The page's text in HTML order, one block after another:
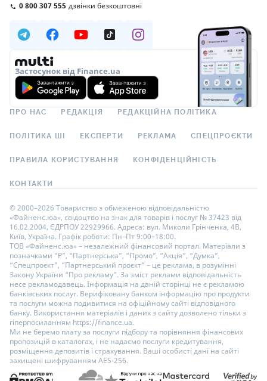
0 800 307 555 дзвінки безкоштовні
Застосунок від Finance.ua
ПРО НАС РЕДАКЦІЯ РЕДАКЦІЙНА ПОЛІТИКА
ПОЛІТИКА ШІ ЕКСПЕРТИ РЕКЛАМА СПЕЦПРОЄКТИ
ПРАВИЛА КОРИСТУВАННЯ КОНФІДЕНЦІЙНІСТЬ
КОНТАКТИ
© 2000–2026 Товариство з обмеженою відповідальністю
«Файненс.юа», свідоцтво на знак для товарів і послуг № 37423 від
16.02.2004, ЄДРПОУ 22929966. Адреса: вул. Миколи Грінченка, 4В,
Київ, Україна. Графік роботи: Пн–Пт 9:00–18:00.
ТОВ «Файненс.юа» – незалежний фінансовий портал. Матеріали з
позначками “Р”, “Партнерська”, “Промо”, “Акція”, “Думка”,
“Спецпроєкт”, “Партнерський проєкт” – це реклама, в розумінні
Закону України “Про рекламу”. За зміст реклами відповідальність
несе рекламодавець. Інформація на даній сторінці не є рекламою
банківських послуг. Верифіковану банком інформацію про продукти
та послуги можна подивитися на офіційному сайті відповідного
банку. Використання матеріалів і даних з сайту дозволено тільки з
гіперпосиланням https://finance.ua.
Ми не беремо плату за послуги підбору та порівняння фінансових
пропозицій в каталогах, і не надаємо послуги кредитування,
розміщення депозитів і страхування. Ваші особисті дані на сайті
захищені шифруванням AES-256.